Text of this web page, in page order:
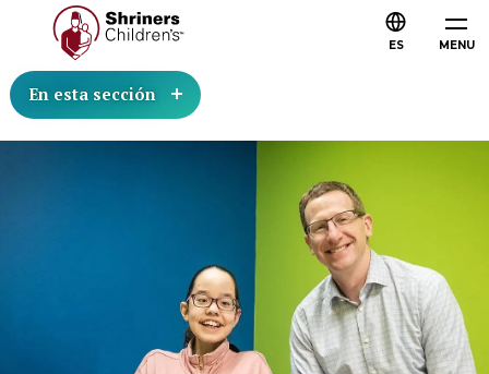
MENU
ES
En esta sección